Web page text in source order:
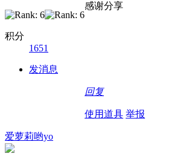
积分
1651
发消息
感谢分享
回复
使用道具 举报
爱萝莉哟yo